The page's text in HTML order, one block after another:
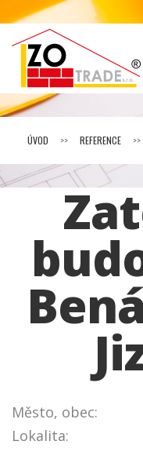
ÚVOD >> REFERENCE >>
Město, obec:
Lokalita: